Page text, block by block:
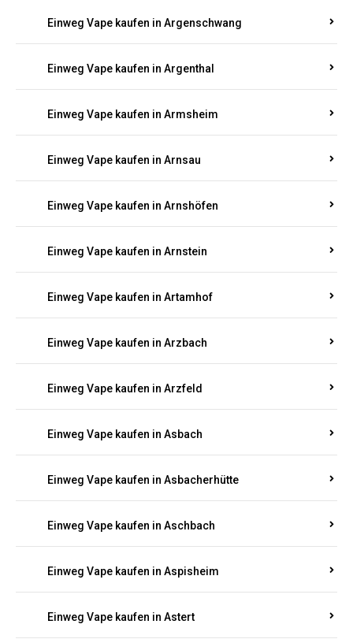
Einweg Vape kaufen in Argenschwang
Einweg Vape kaufen in Argenthal
Einweg Vape kaufen in Armsheim
Einweg Vape kaufen in Arnsau
Einweg Vape kaufen in Arnshöfen
Einweg Vape kaufen in Arnstein
Einweg Vape kaufen in Artamhof
Einweg Vape kaufen in Arzbach
Einweg Vape kaufen in Arzfeld
Einweg Vape kaufen in Asbach
Einweg Vape kaufen in Asbacherhütte
Einweg Vape kaufen in Aschbach
Einweg Vape kaufen in Aspisheim
Einweg Vape kaufen in Astert